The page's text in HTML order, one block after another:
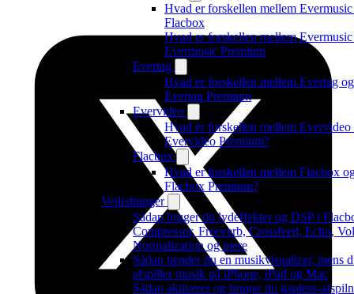
Hvad er forskellen mellem
Flacbox
Hvad er forskellen mellem
Evermusic Premium
Evertag
Hvad er forskellen mellem Evertag og
Evertag Premium
Evervideo
Hvad er forskellen mellem Evervideo
Evervideo Premium?
Flacbox
Hvad er forskellen mellem Flacbox
Flacbox Premium?
Vejledninger
Sådan bruger du lydeffekter og DSP i
Compressor, Freeverb, Crossfeed, Echo,
Normalization og mere
Sådan tænder du en musikvisualizer, mens
afspiller musik på iPhone, iPad og Mac
Sådan aktiverer og bruger du gapless-